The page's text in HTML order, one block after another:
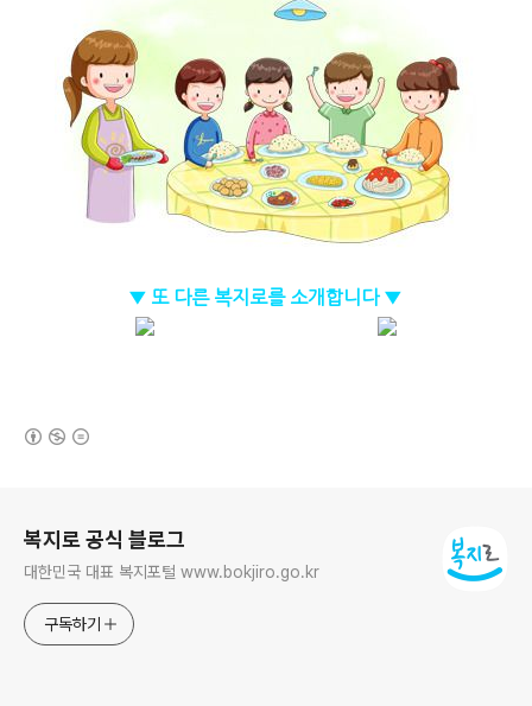
▼ 또 다른 복지로를 소개합니다 ▼
복지로 공식 블로그
대한민국 대표 복지포털 www.bokjiro.go.kr
구독하기